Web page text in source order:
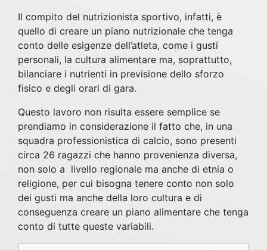
Il compito del nutrizionista sportivo, infatti, è
quello di creare un piano nutrizionale che tenga
conto delle esigenze dell’atleta, come i gusti
personali, la cultura alimentare ma, soprattutto,
bilanciare i nutrienti in previsione dello sforzo
fisico e degli orari di gara.
Questo lavoro non risulta essere semplice se
prendiamo in considerazione il fatto che, in una
squadra professionistica di calcio, sono presenti
circa 26 ragazzi che hanno provenienza diversa,
non solo a livello regionale ma anche di etnia o
religione, per cui bisogna tenere conto non solo
dei gusti ma anche della loro cultura e di
conseguenza creare un piano alimentare che tenga
conto di tutte queste variabili.